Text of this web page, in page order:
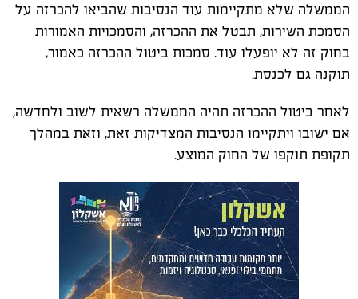
הממשלה שלא מתקיימות עוד הנסיבות שהביאו להכרזה על
הסמכת השירות, תבטל את ההכרזה, והסמכויות האמורות
בחוק זה לא יופעלו עוד. סמכות ביטול ההכרזה כאמור,
תוקנה גם לכנסת.
לאחר ביטול ההכרזה תהיה הממשלה רשאית לשוב ולחדשה,
אם ישובו ויתקיימו הנסיבות המצדיקות זאת, וזאת במהלך
תקופת תוקפו של החוק המוצע.